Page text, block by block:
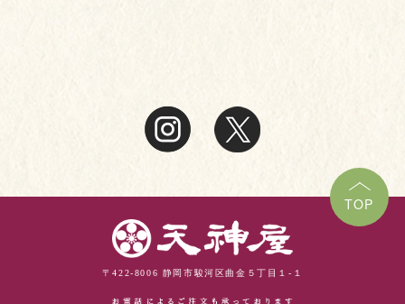
TOP
〒422-8006 静岡市駿河区曲金５丁目１-１